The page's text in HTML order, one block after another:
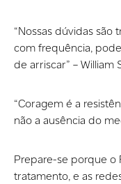
“Nossas dúvidas
com frequência,
de arriscar” – William
“Coragem é a
não a ausência do
Prepare-se porque o
tratamento, e as